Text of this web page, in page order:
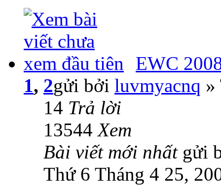
EWC
1, 2gửi bởi luvmyacnq »
14 Trả lời
13544Xem
Bài viết mới nhất gửi
Thứ 6 Tháng 4 25,